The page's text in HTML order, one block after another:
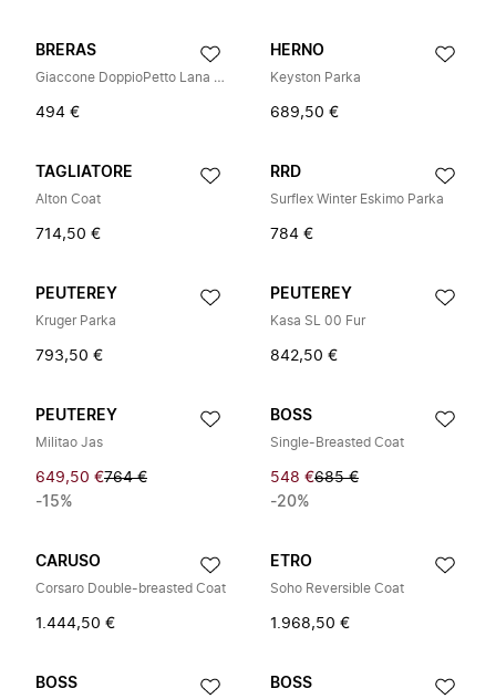
BRERAS
Giaccone DoppioPetto Lana Panno
494 €
HERNO
Keyston Parka
689,50 €
TAGLIATORE
Alton Coat
714,50 €
RRD
Surflex Winter Eskimo Parka
784 €
PEUTEREY
Kruger Parka
793,50 €
PEUTEREY
Kasa SL 00 Fur
842,50 €
PEUTEREY
Militao Jas
649,50 €764 €
-15%
BOSS
Single-Breasted Coat
548 €685 €
-20%
CARUSO
Corsaro Double-breasted Coat
1.444,50 €
ETRO
Soho Reversible Coat
1.968,50 €
BOSS BOSS